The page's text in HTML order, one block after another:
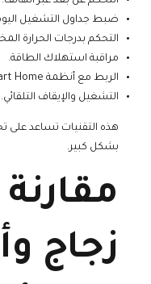
ضبط جداول التشغيل
التحكم بدرجات الحرارة
مراقبة استهلاك الطاقة.
الربط مع أنظمة Smart Home.
التشغيل والإيقاف التلقائي.
هذه التقنيات تساعد على
بشكل كبير.
زجاج